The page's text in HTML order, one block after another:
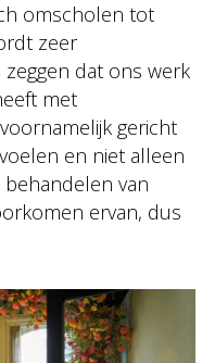
omscholen tot
zeer
dat ons werk
met
gericht
en niet alleen
van
ervan, dus